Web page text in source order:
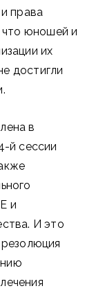
права
что юношей и
их
достигли
в
й сессии
и
И это